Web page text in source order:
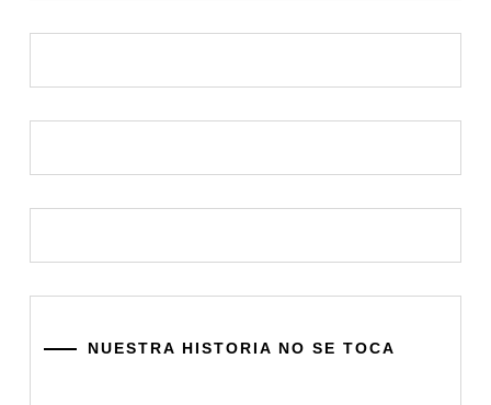
NUESTRA HISTORIA NO SE TOCA